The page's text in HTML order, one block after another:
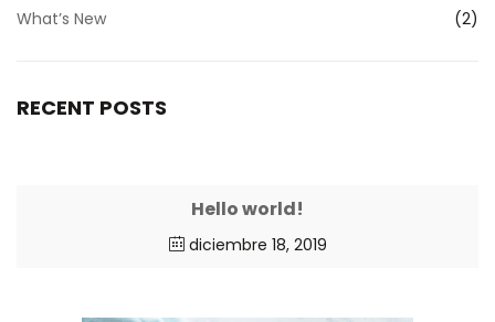
What’s New
(2)
RECENT POSTS
Hello world!
diciembre 18, 2019